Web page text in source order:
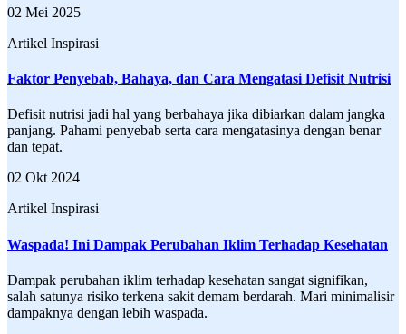
02 Mei 2025
Artikel Inspirasi
Faktor Penyebab, Bahaya, dan Cara Mengatasi Defisit Nutrisi
Defisit nutrisi jadi hal yang berbahaya jika dibiarkan dalam jangka
panjang. Pahami penyebab serta cara mengatasinya dengan benar
dan tepat.
02 Okt 2024
Artikel Inspirasi
Waspada! Ini Dampak Perubahan Iklim Terhadap Kesehatan
Dampak perubahan iklim terhadap kesehatan sangat signifikan,
salah satunya risiko terkena sakit demam berdarah. Mari minimalisir
dampaknya dengan lebih waspada.